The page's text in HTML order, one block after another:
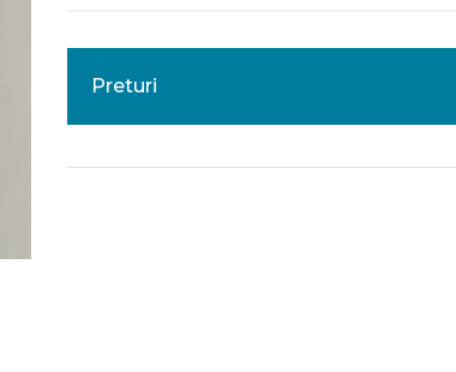
Preturi